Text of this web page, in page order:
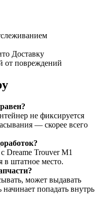
Доставку
от повреждений
не фиксируется
— скорее всего
Dreame Trouver M1
в штатное место.
может выдавать
попадать внутрь